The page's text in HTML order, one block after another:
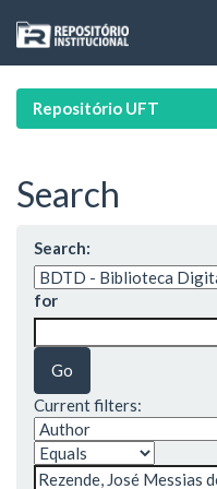
navigation
Repositório UFT
Search
Search:
for
Current filters: